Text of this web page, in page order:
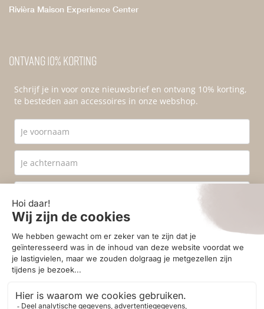
Rivièra Maison Experience Center
Ontvang 10% korting
Schrijf je in voor onze nieuwsbrief en ontvang 10% korting,
te besteden aan accessoires in onze webshop.
Ik ga akkoord met deprivacyvoorwaarden
Aanmelden